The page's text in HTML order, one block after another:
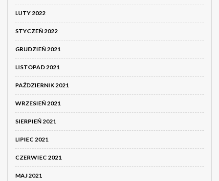
LUTY 2022
STYCZEŃ 2022
GRUDZIEŃ 2021
LISTOPAD 2021
PAŹDZIERNIK 2021
WRZESIEŃ 2021
SIERPIEŃ 2021
LIPIEC 2021
CZERWIEC 2021
MAJ 2021